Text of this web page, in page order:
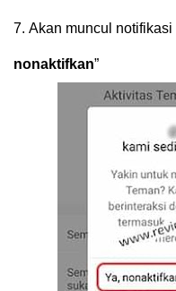
7. Akan muncul
nonaktifkan”